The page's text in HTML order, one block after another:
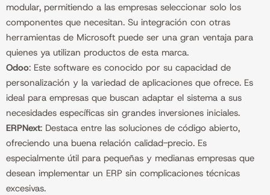
modular, permitiendo a las empresas seleccionar solo los
componentes que necesitan. Su integración con otras
herramientas de Microsoft puede ser una gran ventaja para
quienes ya utilizan productos de esta marca.
Odoo: Este software es conocido por su capacidad de
personalización y la variedad de aplicaciones que ofrece. Es
ideal para empresas que buscan adaptar el sistema a sus
necesidades específicas sin grandes inversiones iniciales.
ERPNext: Destaca entre las soluciones de código abierto,
ofreciendo una buena relación calidad-precio. Es
especialmente útil para pequeñas y medianas empresas que
desean implementar un ERP sin complicaciones técnicas
excesivas.